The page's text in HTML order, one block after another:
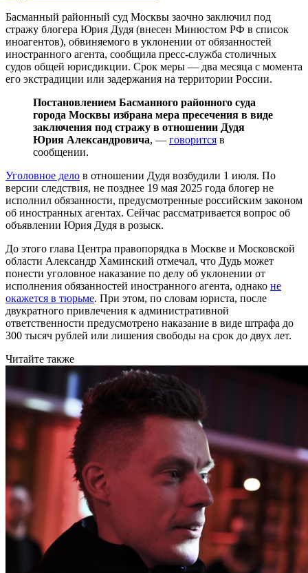
Басманный районный суд Москвы заочно заключил под
стражу блогера Юрия Дудя (внесен Минюстом РФ в список
иноагентов), обвиняемого в уклонении от обязанностей
иностранного агента, сообщила пресс-служба столичных
судов общей юрисдикции. Срок меры — два месяца с момента
его экстрадиции или задержания на территории России.
Постановлением Басманного районного суда
города Москвы избрана мера пресечения в виде
заключения под стражу в отношении Дудя
Юрия Александровича, — говорится в
сообщении.
Уголовное дело в отношении Дудя возбудили 1 июля. По
версии следствия, не позднее 19 мая 2025 года блогер не
исполнил обязанности, предусмотренные российским законом
об иностранных агентах. Сейчас рассматривается вопрос об
объявлении Юрия Дудя в розыск.
До этого глава Центра правопорядка в Москве и Московской
области Александр Хаминский отмечал, что Дудь может
понести уголовное наказание по делу об уклонении от
исполнения обязанностей иностранного агента, однако не
окажется в тюрьме. При этом, по словам юриста, после
двукратного привлечения к административной
ответственности предусмотрено наказание в виде штрафа до
300 тысяч рублей или лишения свободы на срок до двух лет.
Читайте также